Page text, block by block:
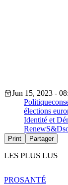
Jun 15, 2023 -
Politique
élections
Identité et
RenewS&D
Print Partager
LES PLUS LUS
PROSANTÉ